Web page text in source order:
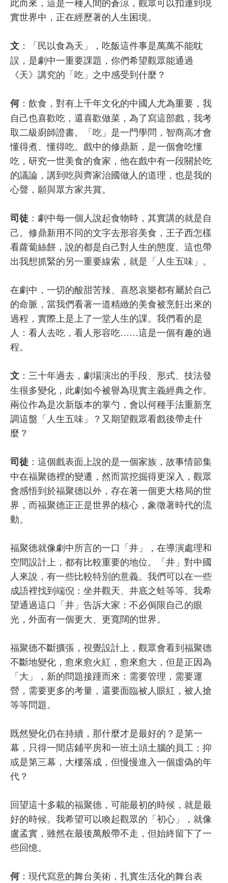
實世界中，正在經歷著的人生困境。
文 ：「民以食為天」，吃飯這件事是萬萬不能耽
誤，是劇中一重要課題，你們希望觀眾能通過
《天》講究的「吃」之中感受到什麼？
何：飲食，對有上千年文化的中國人尤為重要，我
自己也喜歡吃，還喜歡做菜，為了寫這部戲，我考
取二級廚師證書。「吃」是一門學問，智商高才會
懂得煮、懂得吃。戲中的修鼎新，是一個會吃懂
吃，研究一世美食的食家，他在戲中有一段關於吃
的議論，講到吃與齊家治國做人的道理，也是我的
心聲，願與眾方家共賞。
司徒 ：劇中每一個人說起食物時，其實講的就是自
己。修鼎新用不同的文字去形容美食，王子西怎樣
看蘿蔔絲餅，說的都是自己對人生的態度。這也帶
出我想抓緊的另一重要線索，就是「人生五味」。
在劇中，一切的酸甜苦辣、喜怒哀樂都有屬於自己
的命脈，當我們看著一道精緻的美食被烹飪出來的
過程，實際上是上了一堂人生的課。我們看的是
人：看人去吃，看人形容吃……這是一個有趣的過
程。
文 ：三十年過去，劇場演出的手段、形式、技法發
生很多變化，此劇如今被譽為現實主義經典之作。
兩位作為是次新版本的掌勺，會以何種手法重新烹
調這盤「人生五味」？又期望觀眾看戲後帶走什
麼？
司徒 ：這個戲表面上說的是一個家族，故事情節集
中在福聚德裡的變遷，然而當挖掘得更深入，觀眾
會感悟到於福聚德以外，存在著一個更大格局的世
界，而福聚德正正是世界的核心，象徵著時代的流
動。
福聚德就像劇中所言的一口「井」，在導演處理和
空間設計上，都有比較重要的地位。「井」對中國
人來說，有一些比較特別的意義。我們可以在一些
成語裡找到端倪：坐井觀天、井底之蛙等等。我希
望通過這口「井」告訴大家：不必侷限自己的眼
光，外面有一個更大、更寬闊的世界。
福聚德不斷擴張，視覺設計上，觀眾會看到福聚德
不斷地變化，愈來愈火紅，愈來愈大，但是正因為
「大」，新的問題接踵而來：需要管理，需要運
營，需要更多的考量，還要面臨被人眼紅，被人搶
等等問題。
既然變化仍在持續，那什麼才是最好的？是第一
幕，只得一間店鋪平房和一班土頭土腦的員工；抑
或是第三幕，大樓落成，但慢慢進入一個虛偽的年
代？
回望這十多載的福聚德，可能最初的時候，就是最
好的時候。我希望可以喚起觀眾的「初心」，就像
盧孟實，雖然在最後萬般帶不走，但始終留下了一
些回憶。
何：現代寫意的舞台美術，扎實生活化的舞台表